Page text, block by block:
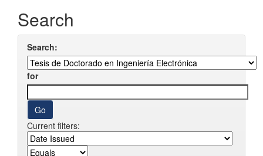
Search
Search:
for
Current filters: